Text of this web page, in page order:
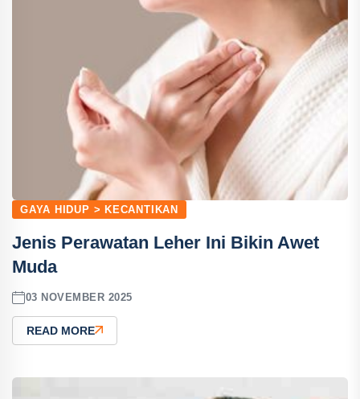
GAYA HIDUP > KECANTIKAN
Jenis Perawatan Leher Ini Bikin Awet
Muda
03 NOVEMBER 2025
READ MORE